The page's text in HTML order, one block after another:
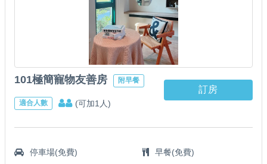
101極簡寵物友善房 附早餐
適合人數 (可加1人)
訂房
停車場(免費)
早餐(免費)